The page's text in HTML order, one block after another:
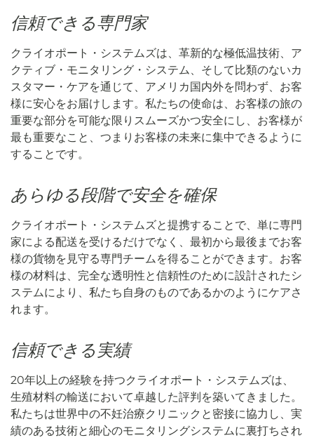
信頼できる専門家
クライオポート・システムズは、革新的な極低温技術、ア
クティブ・モニタリング・システム、そして比類のないカ
スタマー・ケアを通じて、アメリカ国内外を問わず、お客
様に安心をお届けします。私たちの使命は、お客様の旅の
重要な部分を可能な限りスムーズかつ安全にし、お客様が
最も重要なこと、つまりお客様の未来に集中できるように
することです。
あらゆる段階で安全を確保
クライオポート・システムズと提携することで、単に専門
家による配送を受けるだけでなく、最初から最後までお客
様の貨物を見守る専門チームを得ることができます。お客
様の材料は、完全な透明性と信頼性のために設計されたシ
ステムにより、私たち自身のものであるかのようにケアさ
れます。
信頼できる実績
20年以上の経験を持つクライオポート・システムズは、
生殖材料の輸送において卓越した評判を築いてきました。
私たちは世界中の不妊治療クリニックと密接に協力し、実
績のある技術と細心のモニタリングシステムに裏打ちされ